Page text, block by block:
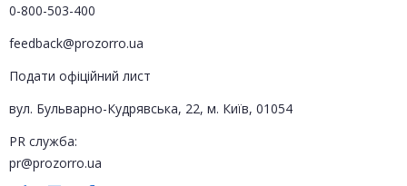
0-800-503-400
feedback@prozorro.ua
Подати офіційний лист
вул. Бульварно-Кудрявська, 22, м. Київ, 01054
PR служба:
pr@prozorro.ua